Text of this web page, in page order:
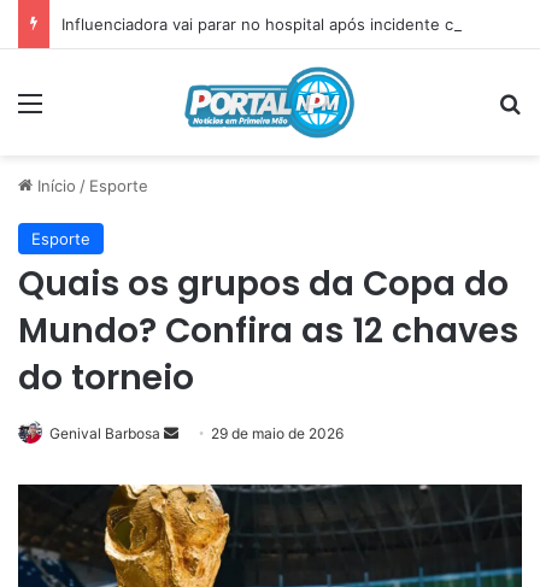
Início / Esporte
Esporte
Quais os grupos da Copa do
Mundo? Confira as 12 chaves
do torneio
Genival Barbosa
Mande
e-
mail
29 de maio de 2026